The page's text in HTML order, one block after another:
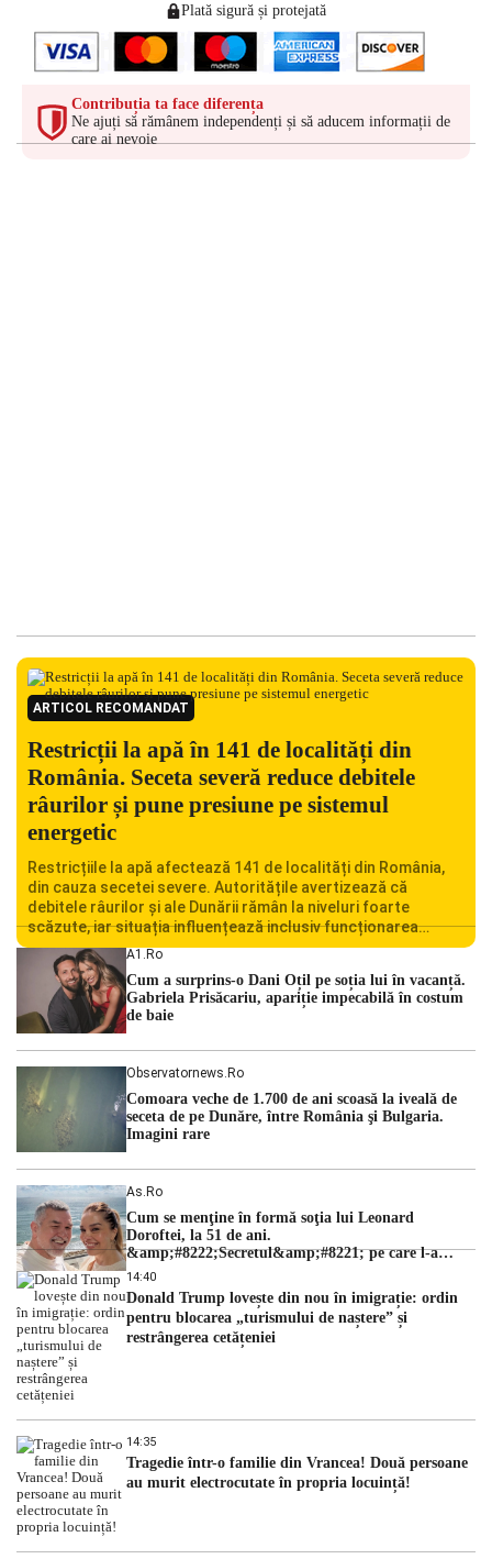
Plată sigură și protejată
Contribuția ta face diferența
Ne ajuți să rămânem independenți și să aducem informații de
care ai nevoie
ARTICOL RECOMANDAT
Restricții la apă în 141 de localități din
România. Seceta severă reduce debitele
râurilor și pune presiune pe sistemul
energetic
Restricțiile la apă afectează 141 de localități din România,
din cauza secetei severe. Autoritățile avertizează că
debitele râurilor și ale Dunării rămân la niveluri foarte
scăzute, iar situația influențează inclusiv funcționarea
Centralei Nucleare de la Cernavodă. România se confruntă
cu una dintre cele mai dificile perioade din punct de vedere
hidrologic din ultimii ani. Lipsa […]
A1.ro
Cum a surprins-o Dani Oțil pe soția lui în vacanță.
Gabriela Prisăcariu, apariție impecabilă în costum
de baie
Observatornews.ro
Comoara veche de 1.700 de ani scoasă la iveală de
seceta de pe Dunăre, între România şi Bulgaria.
Imagini rare
As.ro
Cum se menţine în formă soţia lui Leonard
Doroftei, la 51 de ani.
&amp;#8222;Secretul&amp;#8221; pe care l-a
dezvăluit
14:40
Donald Trump lovește din nou în imigrație: ordin
pentru blocarea „turismului de naștere” și
restrângerea cetățeniei
14:35
Tragedie într-o familie din Vrancea! Două persoane
au murit electrocutate în propria locuință!